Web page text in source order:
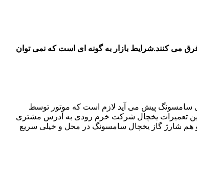
در در خرم رودی قیمت فیلتر آب یخچال سامسونگ بستگی به جنس اصل و شرکتی با جنس دست 2 و متفرقه فرق می کنند.شرایط بازار به گونه ای است که نمی توان
سامسونگ پیش می آید لازم است که موتور توسط
تعمیرات یخچال شرکت خرم رودی به آدرس مشتری
هم شارژ گاز یخچال سامسونگ در محل و خیلی سریع